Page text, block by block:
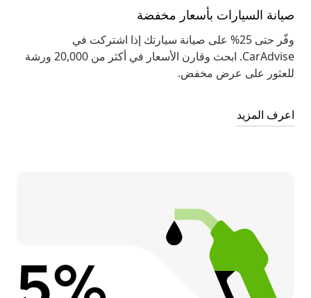
صيانة السيارات بأسعار مخفضة
وفّر حتى 25% على صيانة سيارتك إذا اشتركت في
CarAdvise. ابحث وقارن الأسعار في أكثر من 20,000 ورشة
للعثور على عرض مخفض.
اعرف المزيد